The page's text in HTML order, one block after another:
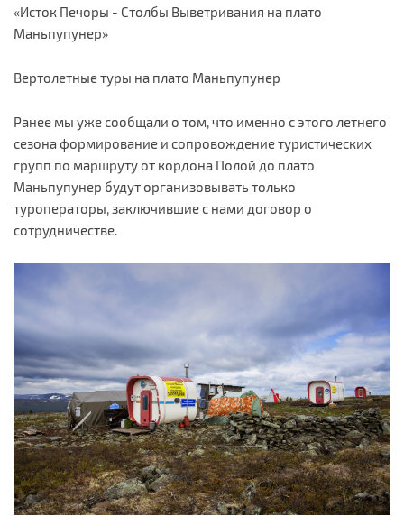
«Исток Печоры - Столбы Выветривания на плато
Маньпупунер»
Вертолетные туры на плато Маньпупунер
Ранее мы уже сообщали о том, что именно с этого летнего
сезона формирование и сопровождение туристических
групп по маршруту от кордона Полой до плато
Маньпупунер будут организовывать только
туроператоры, заключившие с нами договор о
сотрудничестве.